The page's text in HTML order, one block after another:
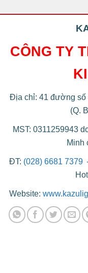
CÔNG TY
Địa chỉ: 41 đường số
(Q.
MST: 0311259943
Minh
ĐT: (028) 6681 7379
Website: